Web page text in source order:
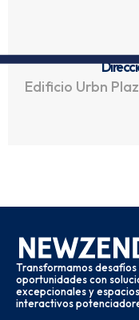
Edificio Urbn
Transformamos desafíos
oportunidades con
excepcionales y espacios
interactivos